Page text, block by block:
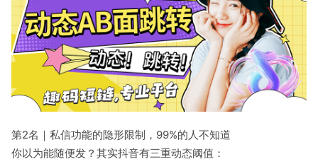
第2名｜私信功能的隐形限制，99%的人不知道
你以为能随便发？其实抖音有三重动态阈值：